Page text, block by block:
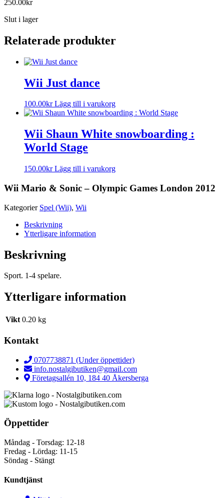
250.00kr
Slut i lager
Relaterade produkter
Wii Just dance
100.00kr Lägg till i varukorg
Wii Shaun White snowboarding :
World Stage
150.00kr Lägg till i varukorg
Wii Mario & Sonic – Olympic Games London 2012
Kategorier Spel (Wii), Wii
Beskrivning
Ytterligare information
Beskrivning
Sport. 1-4 spelare.
Ytterligare information
Vikt 0.20 kg
Kontakt
0707738871 (Under öppettider)
info.nostalgibutiken@gmail.com
Företagsallén 10, 184 40 Åkersberga
Öppettider
Måndag - Torsdag: 12-18
Fredag - Lördag: 11-15
Söndag - Stängt
Kundtjänst